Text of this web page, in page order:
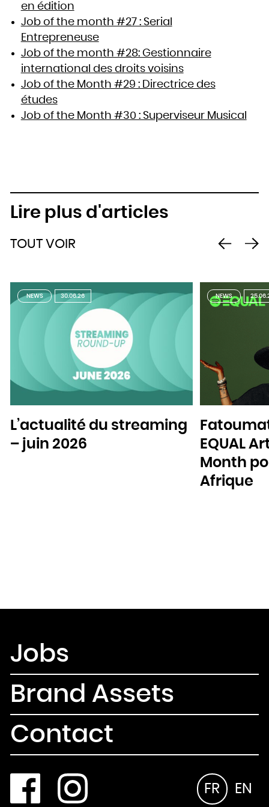
en édition
Job of the month #27 : Serial
Entrepreneuse
Job of the month #28: Gestionnaire
international des droits voisins
Job of the Month #29 : Directrice des
études
Job of the Month #30 : Superviseur Musical
Lire plus d'articles
TOUT VOIR
NEWS 30.06.26
L’actualité du streaming
– juin 2026
NEWS
EQUAL
Month
Afrique
Jobs
Brand Assets
Contact
FR EN